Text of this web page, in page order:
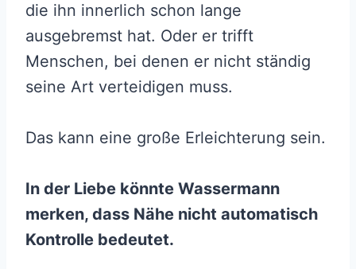
die ihn innerlich schon lange
ausgebremst hat. Oder er trifft
Menschen, bei denen er nicht ständig
seine Art verteidigen muss.
Das kann eine große Erleichterung sein.
In der Liebe könnte Wassermann
merken, dass Nähe nicht automatisch
Kontrolle bedeutet.